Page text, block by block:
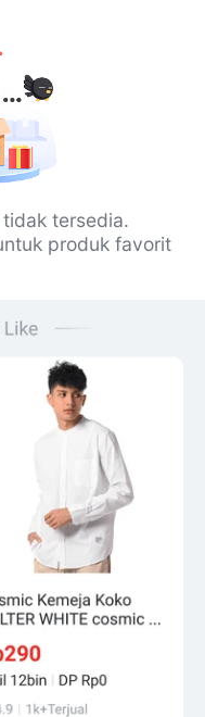
tersedia.
produk favorit